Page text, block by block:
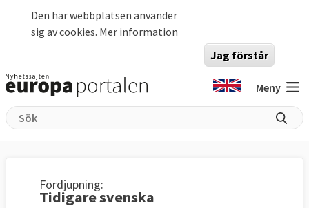
Den här webbplatsen använder
sig av cookies. Mer information
Jag förstår
Meny
Fördjupning:
Tidigare svenska